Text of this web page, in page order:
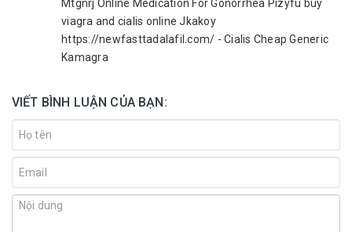
Mtgnrj Online Medication For Gonorrhea Pizyfu buy
viagra and cialis online Jkakoy
https://newfasttadalafil.com/ - Cialis Cheap Generic
Kamagra
VIẾT BÌNH LUẬN CỦA BẠN: